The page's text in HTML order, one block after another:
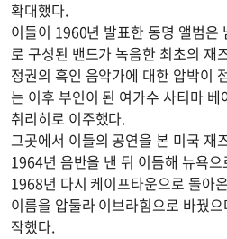
확대했다.
이들이 1960년 발표한 동명 앨범은
로 구성된 밴드가 녹음한 최초의 재
정권의 흑인 음악가에 대한 압박이
는 이후 부인이 된 여가수 사티마
취리히로 이주했다.
그곳에서 이들의 공연을 본 미국 재
1964년 음반을 낸 뒤 이듬해 뉴욕
1968년 다시 케이프타운으로 돌아
이름을 압둘라 이브라힘으로 바꿨
작했다.